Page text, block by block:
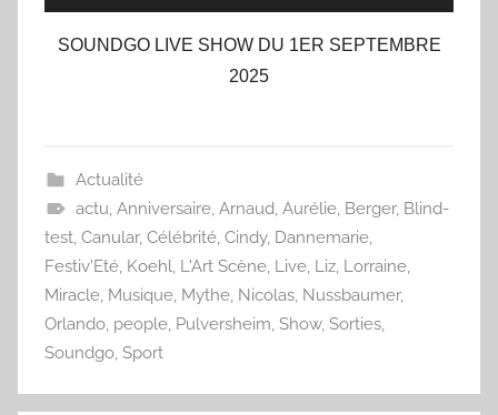
audio
SOUNDGO LIVE SHOW DU 1ER SEPTEMBRE
2025
Actualité
actu, Anniversaire, Arnaud, Aurélie, Berger, Blind-
test, Canular, Célébrité, Cindy, Dannemarie,
Festiv'Eté, Koehl, L'Art Scène, Live, Liz, Lorraine,
Miracle, Musique, Mythe, Nicolas, Nussbaumer,
Orlando, people, Pulversheim, Show, Sorties,
Soundgo, Sport